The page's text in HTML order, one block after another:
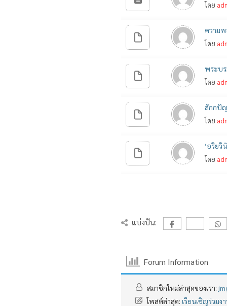
โดย
ความพ
โดย
พระบร
โดย
สักกปัญ
โดย
‘อริยวิ
โดย
แบ่งปัน:
Forum Information
สมาชิกใหม่ล่าสุดของเรา:
โพสต์ล่าสุด: เรียนเชิญร่วม